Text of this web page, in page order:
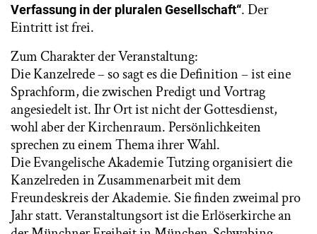
Verfassung in der pluralen Gesellschaft“. Der
Eintritt ist frei.
Zum Charakter der Veranstaltung:
Die Kanzelrede – so sagt es die Definition – ist eine
Sprachform, die zwischen Predigt und Vortrag
angesiedelt ist. Ihr Ort ist nicht der Gottesdienst,
wohl aber der Kirchenraum. Persönlichkeiten
sprechen zu einem Thema ihrer Wahl.
Die Evangelische Akademie Tutzing organisiert die
Kanzelreden in Zusammenarbeit mit dem
Freundeskreis der Akademie. Sie finden zweimal pro
Jahr statt. Veranstaltungsort ist die Erlöserkirche an